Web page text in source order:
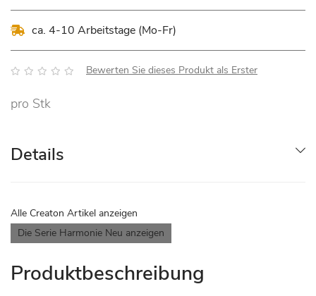
ca. 4-10 Arbeitstage (Mo-Fr)
Bewertung: Bewerten Sie dieses Produkt als Erster
pro Stk
Details
Alle Creaton Artikel anzeigen
Die Serie Harmonie Neu anzeigen
Produktbeschreibung